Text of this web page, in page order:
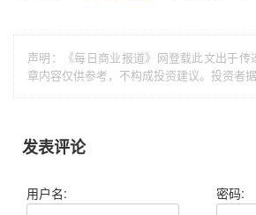
声明：《每日商业报道》网登载此文出于
章内容仅供参考，不构成投资建议。投资者
发表评论
用户名: 密码: